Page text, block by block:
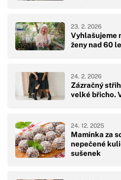
Vyhlašujeme
ženy nad 60
23. 2. 2026
Zázračný
velké břicho.
24. 2. 2026
Maminka za
nepečené
sušenek
24. 12. 2025